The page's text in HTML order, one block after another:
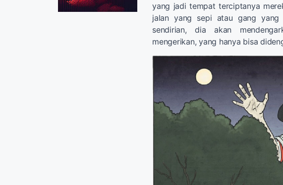
yang jadi tempat terciptanya
jalan yang sepi atau gang yang
sendirian, dia akan
mengerikan, yang hanya bisa